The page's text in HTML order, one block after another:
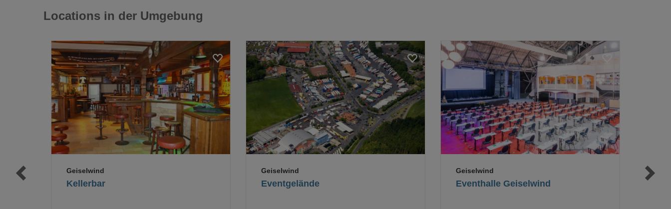
Locations in der Umgebung
Loading...
Kellerbar
Geiselwind
Loading...
Eventgelände
Geiselwind
Loading...
Eventhalle Geiselwind
Geiselwind